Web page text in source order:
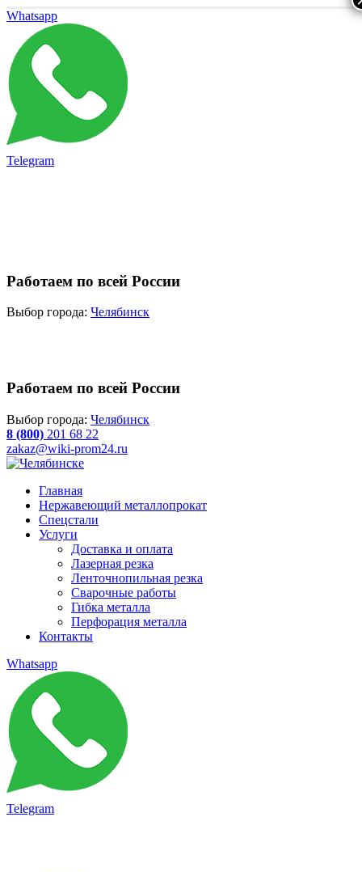
Whatsapp
Telegram
Работаем по всей России
Выбор города: Челябинск
Работаем по всей России
Выбор города: Челябинск
8 (800) 201 68 22
zakaz@wiki-prom24.ru
Главная
Нержавеющий металлопрокат
Спецстали
Услуги
Доставка и оплата
Лазерная резка
Ленточнопильная резка
Сварочные работы
Гибка металла
Перфорация металла
Контакты
Whatsapp
Telegram